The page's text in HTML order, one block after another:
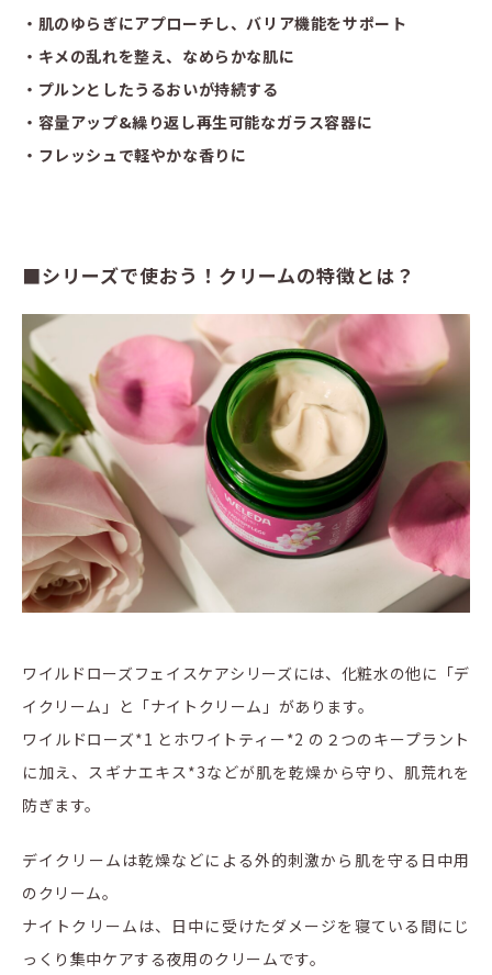
・肌のゆらぎにアプローチし、バリア機能をサポート
・キメの乱れを整え、なめらかな肌に
・プルンとしたうるおいが持続する
・容量アップ&繰り返し再生可能なガラス容器に
・フレッシュで軽やかな香りに
■シリーズで使おう！クリームの特徴とは？
ワイルドローズフェイスケアシリーズには、化粧水の他に「デ
イクリーム」と「ナイトクリーム」があります。
ワイルドローズ*1 とホワイトティー*2 の２つのキープラント
に加え、スギナエキス*3などが肌を乾燥から守り、肌荒れを
防ぎます。
デイクリームは乾燥などによる外的刺激から肌を守る日中用
のクリーム。
ナイトクリームは、日中に受けたダメージを寝ている間にじ
っくり集中ケアする夜用のクリームです。